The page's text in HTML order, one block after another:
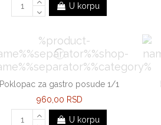
U korpu
Poklopac za gastro posude 1/1
960,00 RSD
U korpu